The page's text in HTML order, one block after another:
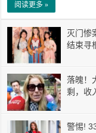
阅读更多 »
灭门惨
结束寻
落魄！
剩，收
警惕!